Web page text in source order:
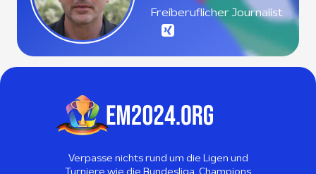
Freiberuflicher Journalist
Verpasse nichts rund um die Ligen und
Turniere wie die Bundesliga, Champions